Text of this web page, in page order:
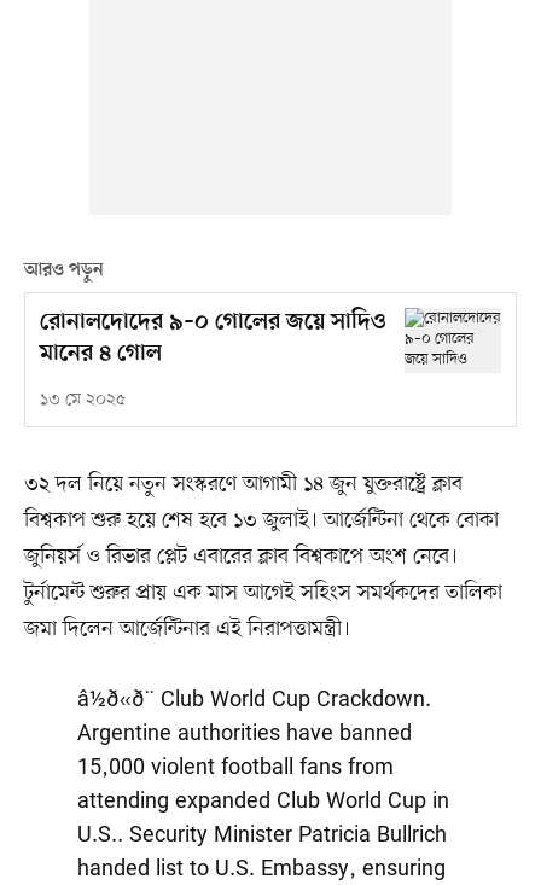
আরও পড়ুন
রোনালদোদের ৯–০ গোলের জয়ে সাদিও
মানের ৪ গোল
১৩ মে ২০২৫
৩২ দল নিয়ে নতুন সংস্করণে আগামী ১৪ জুন যুক্তরাষ্ট্রে ক্লাব
বিশ্বকাপ শুরু হয়ে শেষ হবে ১৩ জুলাই। আর্জেন্টিনা থেকে বোকা
জুনিয়র্স ও রিভার প্লেট এবারের ক্লাব বিশ্বকাপে অংশ নেবে।
টুর্নামেন্ট শুরুর প্রায় এক মাস আগেই সহিংস সমর্থকদের তালিকা
জমা দিলেন আর্জেন্টিনার এই নিরাপত্তামন্ত্রী।
â½ð«ð¨ Club World Cup Crackdown.
Argentine authorities have banned
15,000 violent football fans from
attending expanded Club World Cup in
U.S.. Security Minister Patricia Bullrich
handed list to U.S. Embassy, ensuring